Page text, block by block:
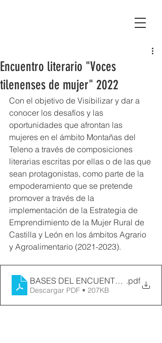
Encuentro literario "Voces
tilenenses de mujer" 2022
Con el objetivo de Visibilizar y dar a
conocer los desafíos y las
oportunidades que afrontan las
mujeres en el ámbito Montañas del
Teleno a través de composiciones
literarias escritas por ellas o de las que
sean protagonistas, como parte de la
empoderamiento que se pretende
promover a través de la
implementación de la Estrategia de
Emprendimiento de la Mujer Rural de
Castilla y León en los ámbitos Agrario
y Agroalimentario (2021-2023).
BASES DEL ENCUENTO .pdf
Descargar PDF • 207KB